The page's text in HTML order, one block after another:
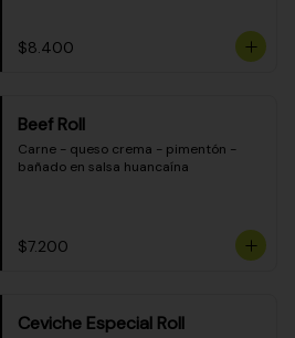
$8.400
Beef Roll
Carne - queso crema - pimentón -
bañado en salsa huancaína
$7.200
Ceviche Especial Roll